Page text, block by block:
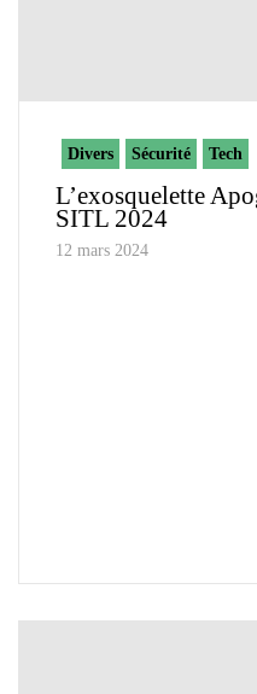
Divers Sécurité Tech
L’exosquelette
SITL 2024
12 mars 2024